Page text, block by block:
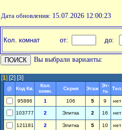
Дата обновления: 15.07.2026 12:00:23
Кол. комнат от: до:
Вы выбрали варианты:
[1] [2] [3]
@ Код Кв.
Кол.
комн.
Серия Этаж
Эт-
ть
Тел.
95886
1 106 5 9 нет
103777 2 Элитка 2 16 нет
121181 2 Элитка 5 10 нет